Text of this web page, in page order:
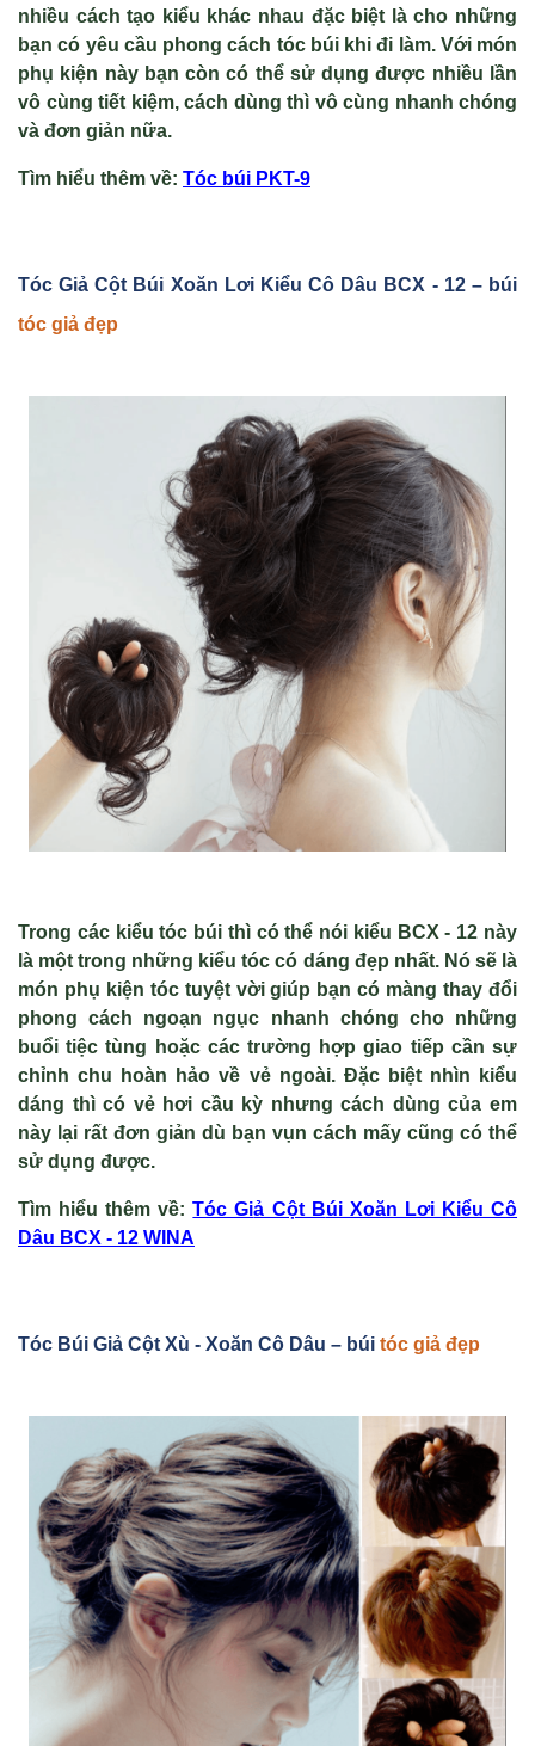
nhiều cách tạo kiểu khác nhau đặc biệt là cho những
bạn có yêu cầu phong cách tóc búi khi đi làm. Với món
phụ kiện này bạn còn có thể sử dụng được nhiều lần
vô cùng tiết kiệm, cách dùng thì vô cùng nhanh chóng
và đơn giản nữa.
Tìm hiểu thêm về: Tóc búi PKT-9
Tóc Giả Cột Búi Xoăn Lơi Kiểu Cô Dâu BCX - 12– búi
tóc giả đẹp
Trong các kiểu tóc búi thì có thể nói kiểu BCX - 12 này
là một trong những kiểu tóc có dáng đẹp nhất. Nó sẽ là
món phụ kiện tóc tuyệt vời giúp bạn có màng thay đổi
phong cách ngoạn ngục nhanh chóng cho những
buổi tiệc tùng hoặc các trường hợp giao tiếp cần sự
chỉnh chu hoàn hảo về vẻ ngoài. Đặc biệt nhìn kiểu
dáng thì có vẻ hơi cầu kỳ nhưng cách dùng của em
này lại rất đơn giản dù bạn vụn cách mấy cũng có thể
sử dụng được.
Tìm hiểu thêm về:Tóc Giả Cột Búi Xoăn Lơi Kiểu Cô
Dâu BCX - 12 WINA
Tóc Búi Giả Cột Xù - Xoăn Cô Dâu – búi tóc giả đẹp